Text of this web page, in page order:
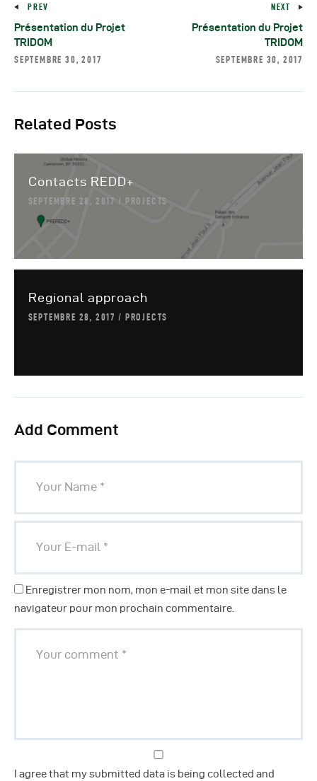
PREV
Présentation du Projet
TRIDOM
SEPTEMBRE 30, 2017
NEXT
Présentation du Projet
TRIDOM
SEPTEMBRE 30, 2017
Related Posts
Contacts REDD+
SEPTEMBRE 28, 2017 PROJECTS
Regional approach
SEPTEMBRE 28, 2017 PROJECTS
Add Comment
Enregistrer mon nom, mon e-mail et mon site dans le
navigateur pour mon prochain commentaire.
I agree that my submitted data is being collected and